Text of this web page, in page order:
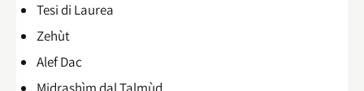
Tesi di Laurea
Zehùt
Alef Dac